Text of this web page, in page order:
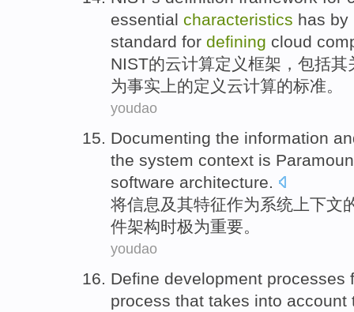
essential characteristics has by
standard for defining cloud
NIST的云计算定义框架 ， 包括其
为事实上的定义 云计算的标准。
youdao
Documenting the information
the system context is
software architecture.
将信息及其特征作为系统 上下文
件架构时极为重要。
youdao
Define development processes
process that takes into account